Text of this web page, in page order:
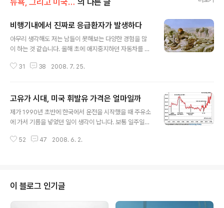
뉴욕, 그리고 미국 생활 이야기 의 다른 글
비행기내에서 진짜로 응급환자가 발생하다
아무리 생각해도 저는 남들이 못해보는 다양한 경험을 많
이 하는 것 같습니다. 올해 초에 애지중지하던 자동차를 도
난범이 붙잡히면서 차를 다시 찾은 것도 그렇습니다. 게다
한지 하루가 되어가도록 모르고 있다가 다음날에야 도난
당한 것을 알고 뒤늦게 찾았으나 이미 늦었지요. 그런데 지
난 달에 한국 방문을 하면서 비행기 속에서 있었던 일들은
행 비행기 속에서 있었던 일입니다. 안 그래도 전날 잠을 잘
31 38 2008. 7. 25.
고유가 시대, 미국 휘발유 가격은 얼마일까
제가 1990년 초반에 한국에서 운전을 시작했을 때 주유소
에 가서 기름을 넣었던 일이 생각이 납니다. 보통 일주일에
면 왠지 마음이 불안해져서 꼭 주유소에 가야 했습니다. 당
시의 전반적인 소득수준과 소비자 물가를 감안하면 실제로
싼 것은 아니었습니다. 제가 3년 전 미국 세인트루이스에
왔을 때 갤런당 일반 등급을 기준으로 휘발유 값이 2달러
52 47 2008. 6. 2.
이 블로그 인기글